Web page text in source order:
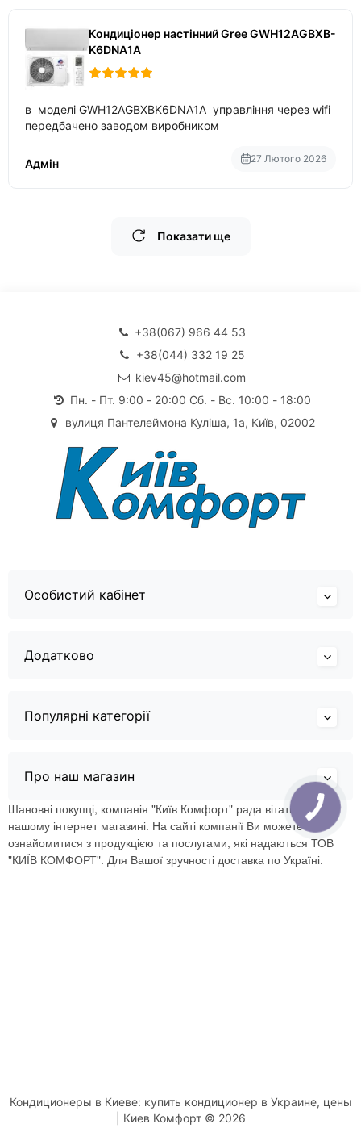
Кондиціонер настінний Gree GWH12AGBXB-
K6DNA1A
в моделі GWH12AGBXBK6DNA1A управління через wifi
передбачено заводом виробником
Адмін 27 Лютого 2026
Показати ще
+38(067) 966 44 53
+38(044) 332 19 25
kiev45@hotmail.com
Пн. - Пт. 9:00 - 20:00 Сб. - Вс. 10:00 - 18:00
вулиця Пантелеймона Куліша, 1а, Київ, 02002
Особистий кабінет
Додатково
Популярні категорії
Про наш магазин
Шановні покупці, компанія "Київ Комфорт" рада вітати Вас в
нашому інтернет магазині. На сайті компанії Ви можете
ознайомитися з продукцією та послугами, які надаються ТОВ
"КИЇВ КОМФОРТ". Для Вашої зручності доставка по Україні.
Кондиционеры в Киеве: купить кондиционер в Украине, цены
| Киев Комфорт © 2026